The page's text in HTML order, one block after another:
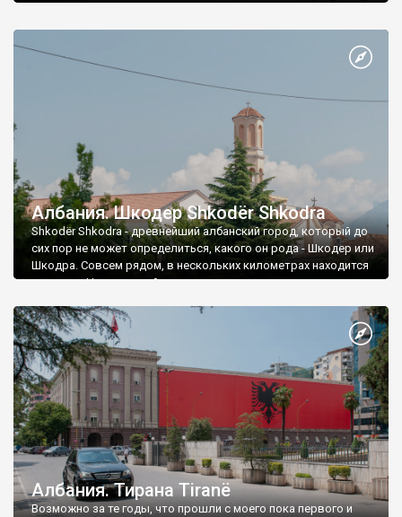
Албания. Шкодер Shkodër Shkodra
Shkodër Shkodra - древнейший албанский город, который до
сих пор не может определиться, какого он рода - Шкодер или
Шкодра. Совсем рядом, в нескольких километрах находится
граница с Черногорией.
Албания. Тирана Tiranë
Возможно за те годы, что прошли с моего пока первого и